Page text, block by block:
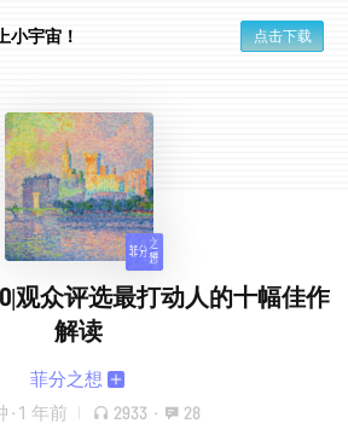
小宇宙！ 点击下载
观众评选最打动人的十幅佳作
解读
菲分之想
· 1 年前 2933 · 28